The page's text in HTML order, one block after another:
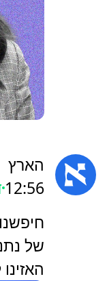
הארץ
12:56
של